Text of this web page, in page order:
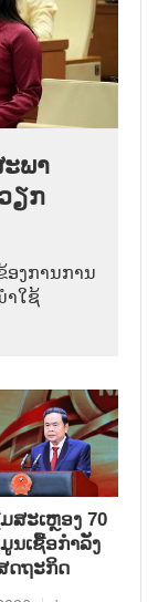
ພາ
ຽກ
ອງການການ
ຳໃຊ້
ສະເຫຼອງ 70
ນເຊື້ອກຳລັງ
ດຖະກິດ